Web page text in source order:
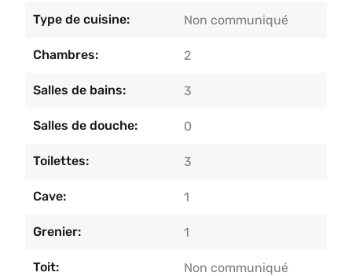
Type de cuisine: Non communiqué
Chambres: 2
Salles de bains: 3
Salles de douche: 0
Toilettes: 3
Cave: 1
Grenier: 1
Toit: Non communiqué